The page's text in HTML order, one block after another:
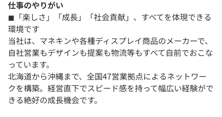
仕事のやりがい
◼︎「楽しさ」「成長」「社会貢献」、すべてを体現できる
環境です
当社は、マネキンや各種ディスプレイ商品のメーカーで、
自社営業もデザインも提案も物流等もすべて自前でおこな
っています。
北海道から沖縄まで、全国47営業拠点によるネットワー
クを構築。経営直下でスピード感を持って幅広い経験がで
きる絶好の成長機会です。